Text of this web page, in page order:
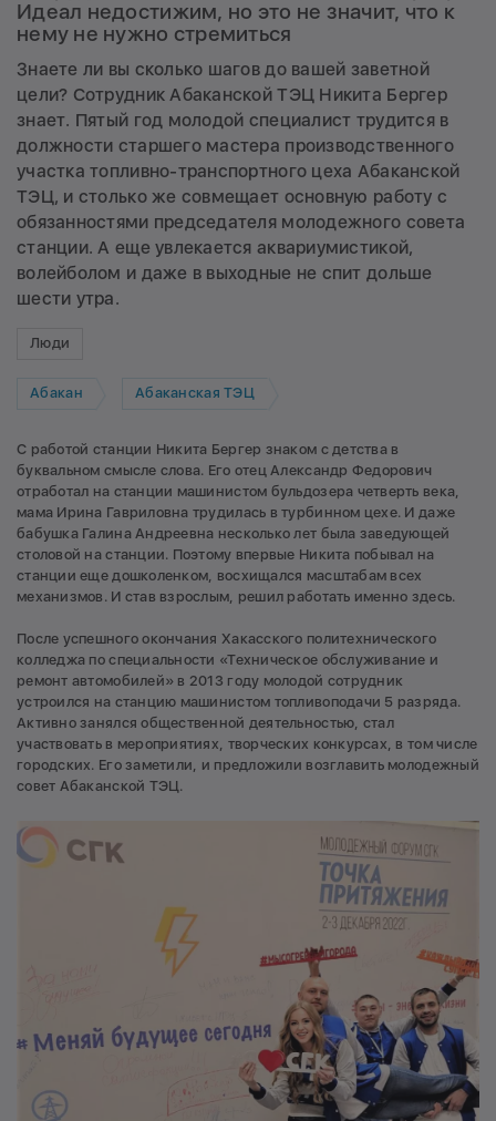
Идеал недостижим, но это не значит, что к
нему не нужно стремиться
Знаете ли вы сколько шагов до вашей заветной
цели? Сотрудник Абаканской ТЭЦ Никита Бергер
знает. Пятый год молодой специалист трудится в
должности старшего мастера производственного
участка топливно-транспортного цеха Абаканской
ТЭЦ, и столько же совмещает основную работу с
обязанностями председателя молодежного совета
станции. А еще увлекается аквариумистикой,
волейболом и даже в выходные не спит дольше
шести утра.
Люди
Абакан Абаканская ТЭЦ
С работой станции Никита Бергер знаком с детства в
буквальном смысле слова. Его отец Александр Федорович
отработал на станции машинистом бульдозера четверть века,
мама Ирина Гавриловна трудилась в турбинном цехе. И даже
бабушка Галина Андреевна несколько лет была заведующей
столовой на станции. Поэтому впервые Никита побывал на
станции еще дошколенком, восхищался масштабам всех
механизмов. И став взрослым, решил работать именно здесь.
После успешного окончания Хакасского политехнического
колледжа по специальности «Техническое обслуживание и
ремонт автомобилей» в 2013 году молодой сотрудник
устроился на станцию машинистом топливоподачи 5 разряда.
Активно занялся общественной деятельностью, стал
участвовать в мероприятиях, творческих конкурсах, в том числе
городских. Его заметили, и предложили возглавить молодежный
совет Абаканской ТЭЦ.